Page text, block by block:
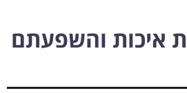
איכות והשפעתם